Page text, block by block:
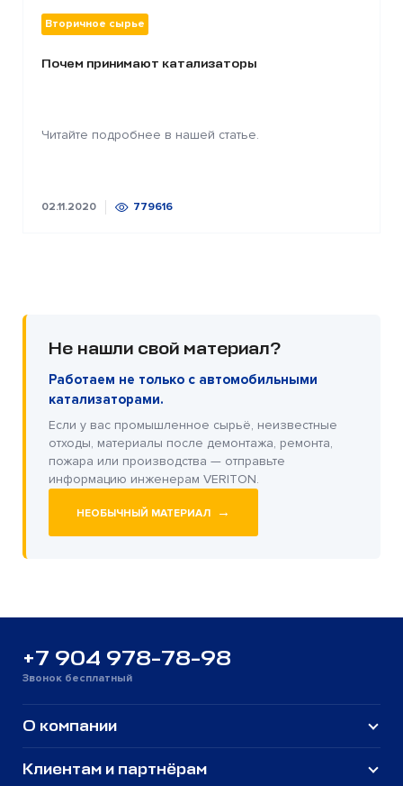
Вторичное сырье
Почем принимают катализаторы
Читайте подробнее в нашей статье.
02.11.2020 779616
Не нашли свой материал?
Работаем не только с автомобильными
катализаторами.
Если у вас промышленное сырьё, неизвестные
отходы, материалы после демонтажа, ремонта,
пожара или производства — отправьте
информацию инженерам VERITON.
НЕОБЫЧНЫЙ МАТЕРИАЛ →
+7 904 978-78-98
Звонок бесплатный
О компании
Клиентам и партнёрам